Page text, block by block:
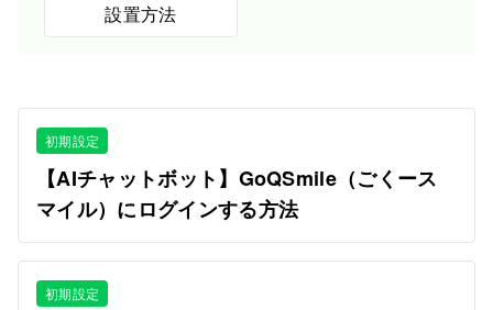
設置方法
初期設定
【AIチャットボット】GoQSmile（ごくース
マイル）にログインする方法
初期設定